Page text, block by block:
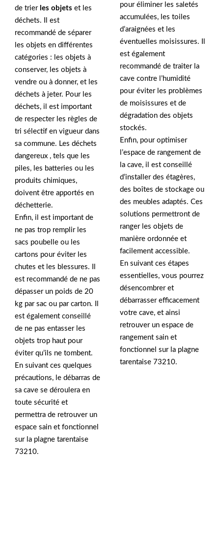
de trier les objets et les
déchets. Il est
recommandé de séparer
les objets en différentes
catégories : les objets à
conserver, les objets à
vendre ou à donner, et les
déchets à jeter. Pour les
déchets, il est important
de respecter les règles de
tri sélectif en vigueur dans
sa commune. Les déchets
dangereux , tels que les
piles, les batteries ou les
produits chimiques,
doivent être apportés en
déchetterie.
Enfin, il est important de
ne pas trop remplir les
sacs poubelle ou les
cartons pour éviter les
chutes et les blessures. Il
est recommandé de ne pas
dépasser un poids de 20
kg par sac ou par carton. Il
est également conseillé
de ne pas entasser les
objets trop haut pour
éviter qu’ils ne tombent.
En suivant ces quelques
précautions, le débarras de
sa cave se déroulera en
toute sécurité et
permettra de retrouver un
espace sain et fonctionnel
sur la plagne tarentaise
73210.
pour éliminer les saletés
accumulées, les toiles
d’araignées et les
éventuelles moisissures. Il
est également
recommandé de traiter la
cave contre l’humidité
pour éviter les problèmes
de moisissures et de
dégradation des objets
stockés.
Enfin, pour optimiser
l’espace de rangement de
la cave, il est conseillé
d’installer des étagères,
des boîtes de stockage ou
des meubles adaptés. Ces
solutions permettront de
ranger les objets de
manière ordonnée et
facilement accessible.
En suivant ces étapes
essentielles, vous pourrez
désencombrer et
débarrasser efficacement
votre cave, et ainsi
retrouver un espace de
rangement sain et
fonctionnel sur la plagne
tarentaise 73210.